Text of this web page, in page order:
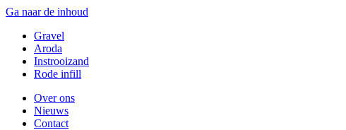
Ga naar de inhoud
Gravel
Aroda
Instrooizand
Rode infill
Over ons
Nieuws
Contact